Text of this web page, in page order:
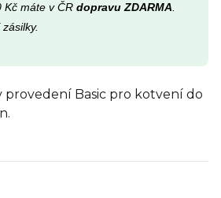
Kč máte v ČR dopravu ZDARMA
provedení Basic pro kotvení do